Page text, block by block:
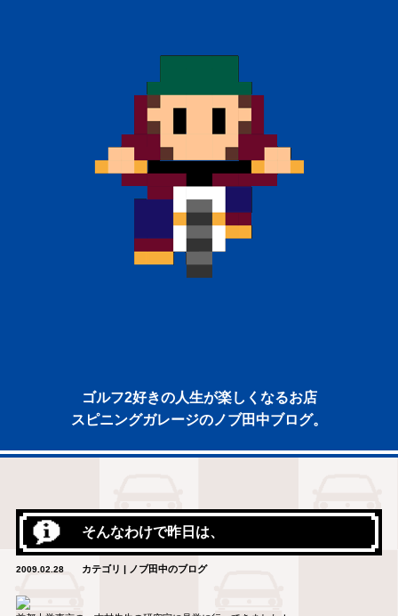
ゴルフ2好きの人生が楽しくなるお店
スピニングガレージのノブ田中ブログ。
そんなわけで昨日は、
2009.02.28 カテゴリ | ノブ田中のブログ